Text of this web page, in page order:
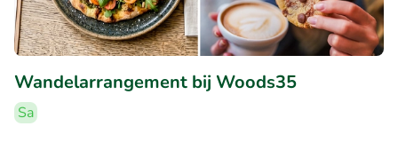
Wandelarrangement bij Woods35
Sa